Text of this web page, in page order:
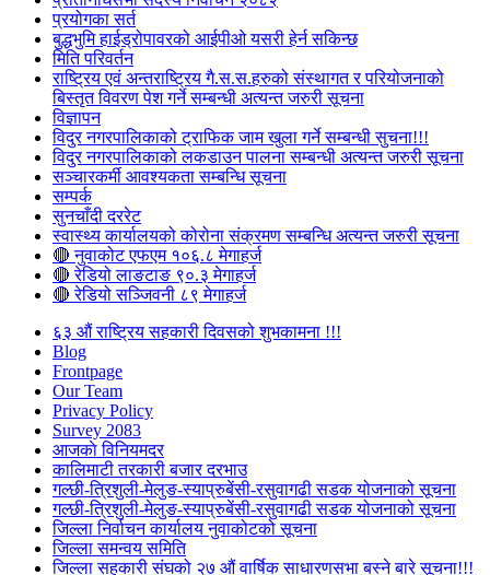
प्रयोगका सर्त
बुद्धभुमि हाईड्रोपावरको आईपीओ यसरी हेर्न सकिन्छ
मिति परिवर्तन
राष्ट्रिय एवं अन्तराष्ट्रिय गै.स.स.हरुको संस्थागत र परियोजनाको
बिस्तृत विवरण पेश गर्ने सम्बन्धी अत्यन्त जरुरी सूचना
विज्ञापन
विदुर नगरपालिकाको ट्राफिक जाम खुला गर्ने सम्बन्धी सुचना!!!
विदुर नगरपालिकाको लकडाउन पालना सम्बन्धी अत्यन्त जरुरी सूचना
सञ्चारकर्मी आवश्यकता सम्बन्धि सूचना
सम्पर्क
सुनचाँदी दररेट
स्वास्थ्य कार्यालयको कोरोना संक्रमण सम्बन्धि अत्यन्त जरुरी सूचना
🔴 नुवाकोट एफएम १०६.८ मेगाहर्ज
🔴 रेडियो लाङटाङ ९०.३ मेगाहर्ज
🔴 रेडियो सञ्जिवनी ८९ मेगाहर्ज
६३ औं राष्ट्रिय सहकारी दिवसको शुभकामना !!!
Blog
Frontpage
Our Team
Privacy Policy
Survey 2083
आजकाे विनियमदर
कालिमाटी तरकारी बजार दरभाउ
गल्छी-त्रिशुली-मेलुङ-स्याप्रुबेंसी-रसुवागढी सडक योजनाको सूचना
गल्छी-त्रिशुली-मेलुङ-स्याप्रुबेंसी-रसुवागढी सडक योजनाको सूचना
जिल्ला निर्वाचन कार्यालय नुवाकोटको सूचना
जिल्ला समन्वय समिति
जिल्ला सहकारी संघको २७ औं वार्षिक साधारणसभा बस्ने बारे सूचना!!!